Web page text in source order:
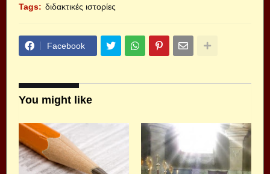
Tags: διδακτικές ιστορίες
Facebook
You might like